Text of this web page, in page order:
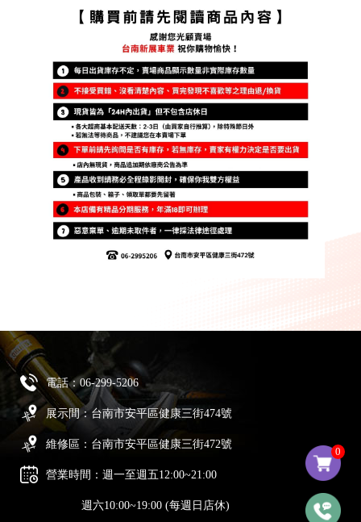
0
電話：06-299-5206
展示間：台南市安平區健康三街474號
維修區：台南市安平區健康三街472號
營業時間：週一至週五12:00~21:00
週六10:00~19:00 (每週日店休)